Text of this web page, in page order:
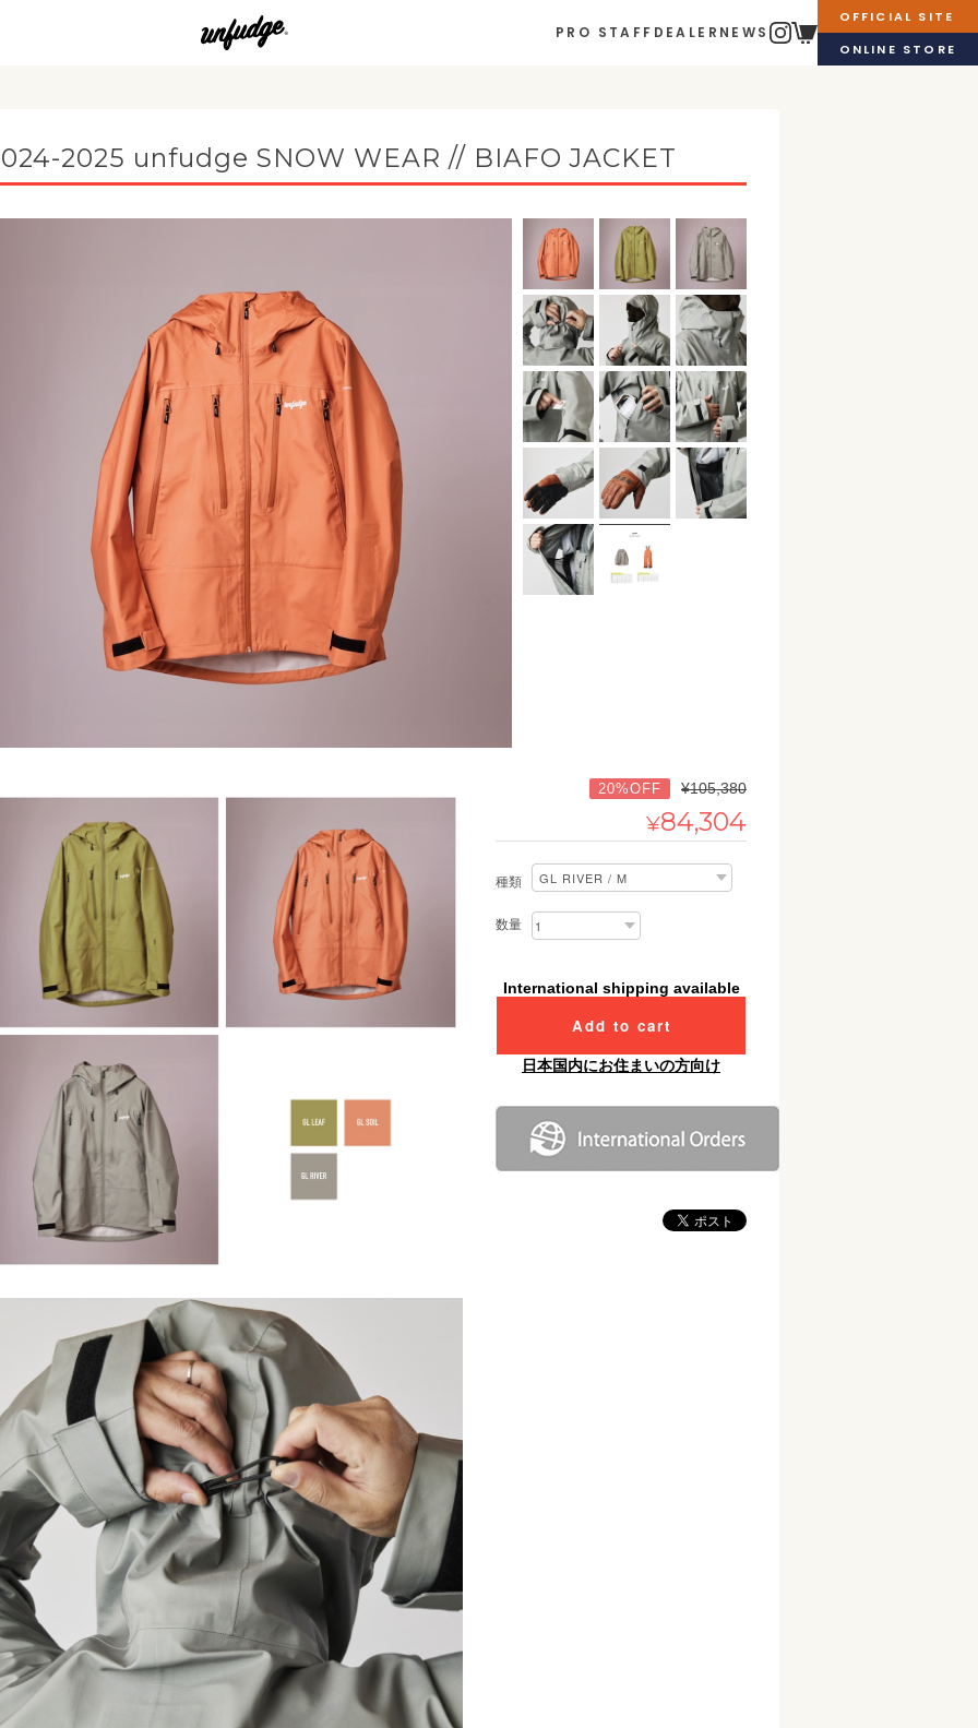
PRO STAFF DEALER NEWS
OFFICIAL SITE
ONLINE STORE
2025 unfudge SNOW WEAR // BIAFO JACKET
20%OFF ¥105,380
¥84,304
種類
数量
International shipping available
Add to cart
日本国内にお住まいの方向け